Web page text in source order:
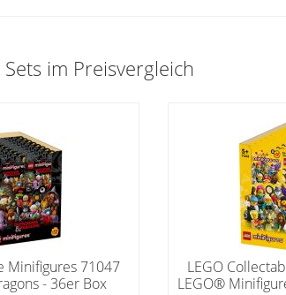
im Preisvergleich
Minifigures 71047
- 36er Box
LEGO
LEGO®